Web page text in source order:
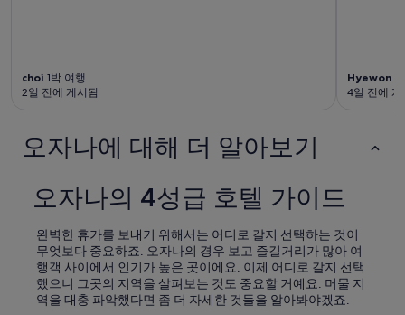
choi 1박 여행
2일 전에 게시됨
Hyewon
4일 전에 게
오자나에 대해 더 알아보기
오자나의 4성급 호텔 가이드
완벽한 휴가를 보내기 위해서는 어디로 갈지 선택하는 것이
무엇보다 중요하죠. 오자나의 경우 보고 즐길거리가 많아 여
행객 사이에서 인기가 높은 곳이에요. 이제 어디로 갈지 선택
했으니 그곳의 지역을 살펴보는 것도 중요할 거예요. 머물 지
역을 대충 파악했다면 좀 더 자세한 것들을 알아봐야겠죠.